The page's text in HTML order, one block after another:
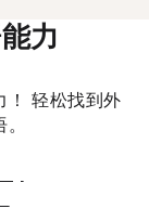
力
！ 轻松找到外